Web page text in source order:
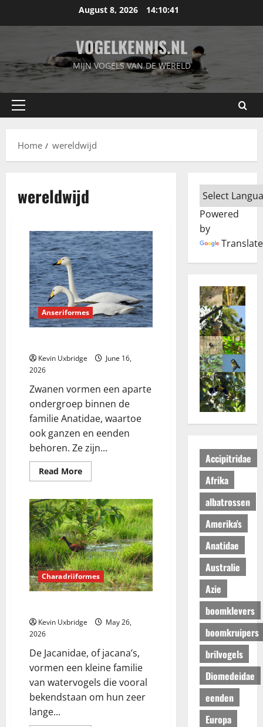
August 8, 2026 14:10:41
VOGELKENNIS.NL
MIJN VOGELS VAN DE WERELD
Primary
Home
wereldwijd
wereldwijd
Anseriformes
Kevin Uxbridge
June 16,
2026
Zwanen vormen een aparte
ondergroep binnen de
familie Anatidae, waartoe
ook ganzen en eenden
behoren. Ze zijn...
Read MoreRead
more
–
zwanen
Charadriiformes
Kevin Uxbridge
May 26,
2026
De Jacanidae, of jacana’s,
vormen een kleine familie
van watervogels die vooral
bekendstaan om hun zeer
lange...
Powered
by
Translate
Accipitridae
Afrika
albatrossen
Amerika's
Anatidae
Australie
Azie
boomklevers
boomkruipers
brilvogels
Diomedeidae
eenden
Europa